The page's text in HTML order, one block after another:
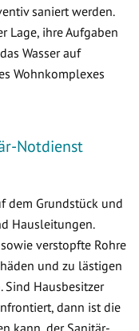
saniert werden.
Lage, ihre Aufgaben
Wasser auf
Wohnkomplexes
Notdienst
dem Grundstück und
Hausleitungen.
verstopfte Rohre
und zu lästigen
Sind Hausbesitzer
dann ist die